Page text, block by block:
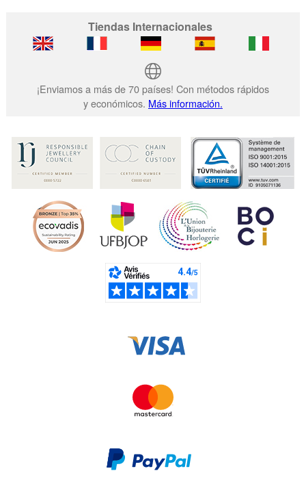
Tiendas Internacionales
¡Enviamos a más de 70 países! Con métodos rápidos
y económicos. Más información.